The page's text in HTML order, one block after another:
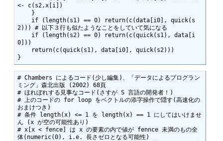
<- c(s2,x[i])
2))) # 以下３行も似たようなことをしていて気になる
0]))
}
# Chambers によるコード(少し編集)、「データによるプログラン
ミング」森北出版 (2002) 68頁
# ほれぼれする見事なコード(さすが S 言語の開発者！)
# 上のコードの for loop をベクトルの添字操作で隠す(高速化の
おまけつき)
# 条件 length(x) <= 1 を length(x) == 1 にしてはいけませ
ん (x が空の可能性あり)
# x[x < fence] は x の要素の内で値が fennce 未満のもの全
体(numeric(0), i.e. 長さゼロとなる可能性)